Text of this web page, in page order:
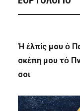
Ἡ ἐλπίς μου ὁ
σκέπη μου τὸ
σοι